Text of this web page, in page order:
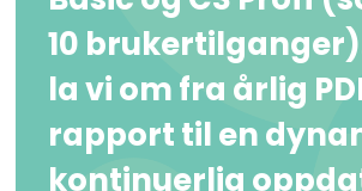
10
la vi om fra årlig
rapport til en
kontinuerlig